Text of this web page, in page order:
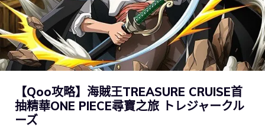
【Qoo攻略】海賊王TREASURE CRUISE首
抽精華ONE PIECE尋寶之旅 トレジャークル
ーズ